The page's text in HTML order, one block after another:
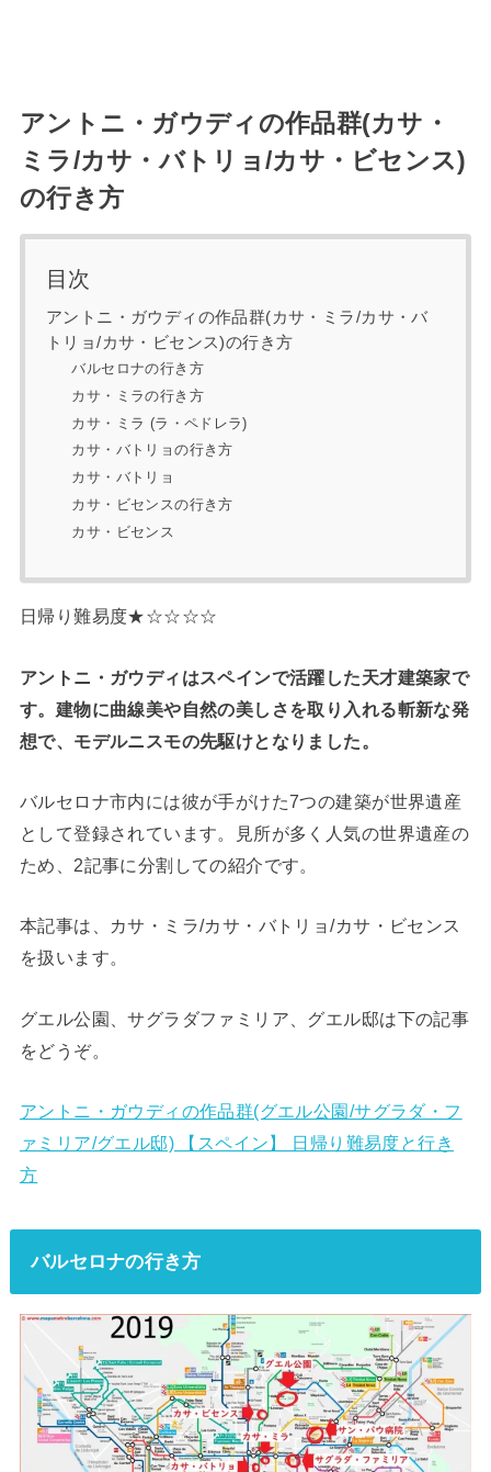
アントニ・ガウディの作品群(カサ・
ミラ/カサ・バトリョ/カサ・ビセンス)
の行き方
目次
アントニ・ガウディの作品群(カサ・ミラ/カサ・バ
トリョ/カサ・ビセンス)の行き方
バルセロナの行き方
カサ・ミラの行き方
カサ・ミラ (ラ・ペドレラ)
カサ・バトリョの行き方
カサ・バトリョ
カサ・ビセンスの行き方
カサ・ビセンス
日帰り難易度★☆☆☆☆
アントニ・ガウディはスペインで活躍した天才建築家で
す。建物に曲線美や自然の美しさを取り入れる斬新な発
想で、モデルニスモの先駆けとなりました。
バルセロナ市内には彼が手がけた7つの建築が世界遺産
として登録されています。見所が多く人気の世界遺産の
ため、2記事に分割しての紹介です。
本記事は、カサ・ミラ/カサ・バトリョ/カサ・ビセンス
を扱います。
グエル公園、サグラダファミリア、グエル邸は下の記事
をどうぞ。
アントニ・ガウディの作品群(グエル公園/サグラダ・フ
ァミリア/グエル邸) 【スペイン】 日帰り難易度と行き
方
バルセロナの行き方